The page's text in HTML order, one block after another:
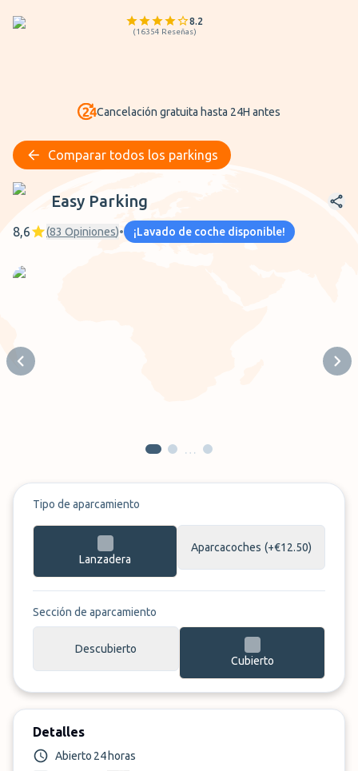
8.2
(16354 Reseñas)
Cancelación gratuita hasta 24H antes
Comparar todos los parkings
Easy Parking
Easy Parking
8,6 (83 Opiniones)• ¡Lavado de coche disponible!
Previous slide
…
Tipo de aparcamiento
Lanzadera
Aparcacoches (+€12.50)
Sección de aparcamiento
Descubierto
Cubierto
Detalles
Abierto 24 horas